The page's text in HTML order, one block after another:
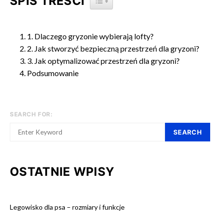
1. Dlaczego gryzonie wybierają lofty?
2. Jak stworzyć bezpieczną przestrzeń dla gryzoni?
3. Jak optymalizować przestrzeń dla gryzoni?
Podsumowanie
SEARCH FOR:
SEARCH
OSTATNIE WPISY
Legowisko dla psa – rozmiary i funkcje